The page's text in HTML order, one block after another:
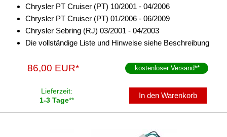
für Mercury
für MG
für Nissan
Chrysler PT Cruiser (PT) 10/2001 - 04/2006
Chrysler PT Cruiser (PT) 01/2006 - 06/2009
Chrysler Sebring (RJ) 03/2001 - 04/2003
Die vollständige Liste und Hinweise siehe Beschreibung
86,00 EUR* kostenloser Versand**
Lieferzeit:
1-3 Tage**
In den Warenkorb